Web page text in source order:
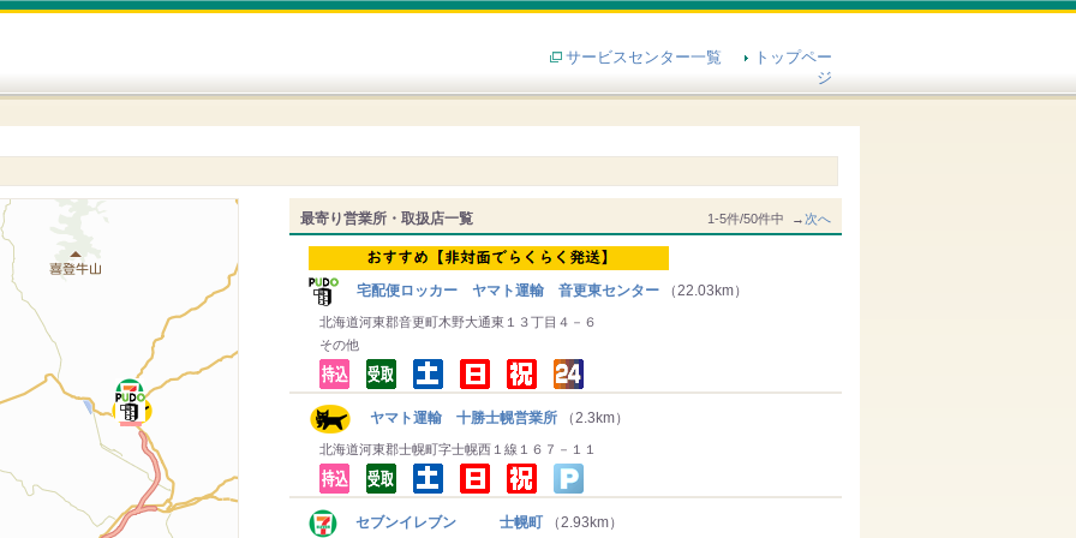
サービスセンター一覧
トップペー
ジ
最寄り営業所・取扱店一覧 1-5件/50件中 →次へ
宅配便ロッカー ヤマト運輸 音更東センター （22.03km）
北海道河東郡音更町木野大通東１３丁目４－６
その他
ヤマト運輸 十勝士幌営業所 （2.3km）
北海道河東郡士幌町字士幌西１線１６７－１１
セブンイレブン 士幌町 （2.93km）